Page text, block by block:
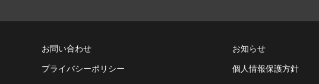
お問い合わせ お知らせ
プライバシーポリシー 個人情報保護方針